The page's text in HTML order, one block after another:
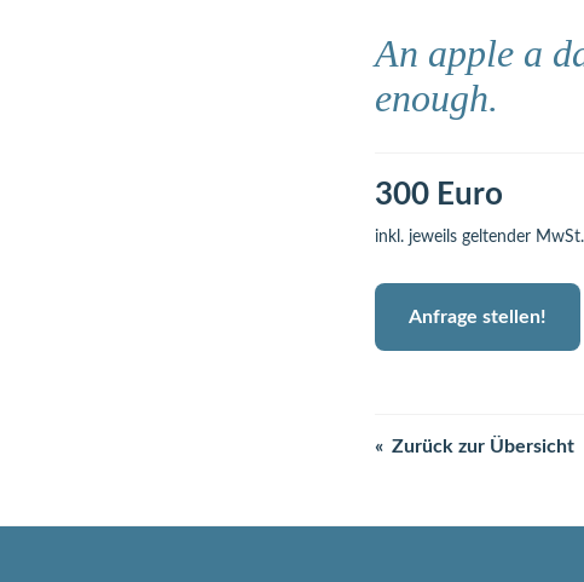
An apple a
enough.
300 Euro
inkl. jeweils geltender
Anfrage stellen!
Zurück zur Übersicht